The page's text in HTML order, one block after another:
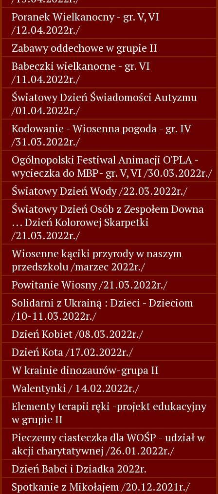
Poranek Wielkanocny - gr. V, VI
/12.04.2022r./
Zabawy oddechowe w grupie II
Babeczki wielkanocne - gr. VI
/11.04.2022r./
Światowy Dzień Świadomości Autyzmu
/01.04.2022r./
Kodowanie - Wiosenna pogoda - gr. IV
/31.03.2022r./
Ogólnopolski Festiwal Animacji O'PLA -
wycieczka do MBP- gr. V, VI /30.03.2022r./
Światowy Dzień Wody /22.03.2022r./
Światowy Dzień Osób z Zespołem Downa
... Dzień Kolorowej Skarpetki
/21.03.2022r./
Wiosenne kąciki przyrody w naszym
przedszkolu /marzec 2022r./
Powitanie Wiosny /21.03.2022r./
Solidarni z Ukrainą : Dzieci - Dzieciom
/10-11.03.2022r./
Dzień Kobiet /08.03.2022r./
Dzień Kota /17.02.2022r./
W krainie dinozaurów-grupa II
Walentynki / 14.02.2022r./
Elementy terapii ręki -projekt edukacyjny
w grupie II
Pieczemy ciasteczka dla WOŚP - udział w
akcji charytatywnej /26.01.2022r./
Dzień Babci i Dziadka 2022r.
Spotkanie z Mikołajem /20.12.2021r./